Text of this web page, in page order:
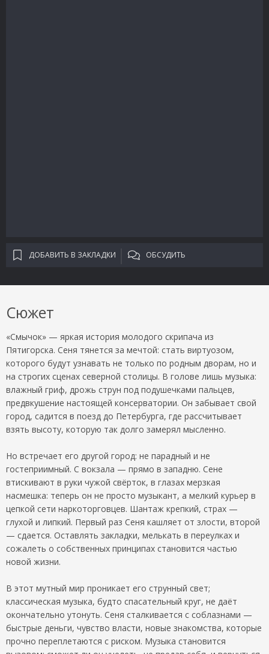
ДОБАВИТЬ В ЗАКЛАДКИ ОБСУДИТЬ
Сюжет
«Смычок» — яркая история молодого скрипача из
Пятигорска. Сеня тянется за мечтой: стать виртуозом,
которого будут узнавать не только по родным дворам, но и
на строгих сценах северной столицы. В голове лишь музыка:
влажный гриф, дрожь струн под подушечками пальцев,
предвкушение настоящей консерватории. Он забывает свой
город, садится в поезд до Петербурга, где рассчитывает
взять высоту, которую так долго замерял мысленно.
Но встречает его другой город: не парадный и не
гостеприимный. С вокзала — прямо в западню. Сене
втискивают в руки чужой свёрток, в глазах мерзкая
насмешка: теперь он не просто музыкант, а мелкий курьер в
цепкой сети наркоторговцев. Шантаж крепкий, страх —
глухой и липкий. Первый раз Сеня кашляет от злости, второй
— сдается. Оставлять закладки, мелькать в переулках и
сожалеть о собственных принципах становится частью
новой жизни.
В этот мутный мир проникает его струнный свет;
классическая музыка, будто спасательный круг, не даёт
окончательно утонуть. Сеня сталкивается с соблазнами —
быстрые деньги, чувство власти, новые знакомства, которые
прочно переплетаются с риском. Музыка становится